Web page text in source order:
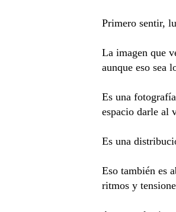
Primero sentir,
La imagen que
aunque eso sea
Es una
espacio darle al
Es una
Eso también es
ritmos y